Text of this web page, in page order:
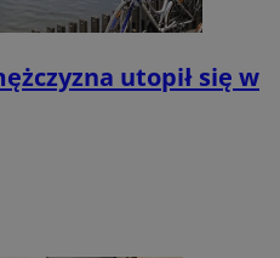
utopił się w